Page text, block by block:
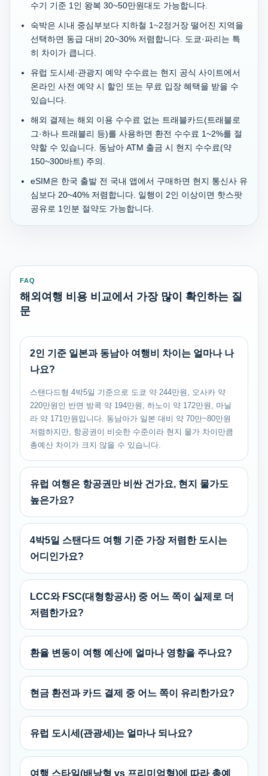
수기 기준 1인 왕복 30~50만원대도 가능합니다.
숙박은 시내 중심부보다 지하철 1~2정거장 떨어진 지역을
선택하면 동급 대비 20~30% 저렴합니다. 도쿄·파리는 특
히 차이가 큽니다.
유럽 도시세·관광지 예약 수수료는 현지 공식 사이트에서
온라인 사전 예약 시 할인 또는 무료 입장 혜택을 받을 수
있습니다.
해외 결제는 해외 이용 수수료 없는 트래블카드(트래블로
그·하나 트래블리 등)를 사용하면 환전 수수료 1~2%를 절
약할 수 있습니다. 동남아 ATM 출금 시 현지 수수료(약
150~300바트) 주의.
eSIM은 한국 출발 전 국내 앱에서 구매하면 현지 통신사 유
심보다 20~40% 저렴합니다. 일행이 2인 이상이면 핫스팟
공유로 1인분 절약도 가능합니다.
FAQ
해외여행 비용 비교에서 가장 많이 확인하는 질
문
2인 기준 일본과 동남아 여행비 차이는 얼마나 나
나요?
스탠다드형 4박5일 기준으로 도쿄 약 244만원, 오사카 약
220만원인 반면 방콕 약 194만원, 하노이 약 172만원, 마닐
라 약 171만원입니다. 동남아가 일본 대비 약 70만~80만원
저렴하지만, 항공권이 비슷한 수준이라 현지 물가 차이만큼
총예산 차이가 크지 않을 수 있습니다.
유럽 여행은 항공권만 비싼 건가요, 현지 물가도
높은가요?
4박5일 스탠다드 여행 기준 가장 저렴한 도시는
어디인가요?
LCC와 FSC(대형항공사) 중 어느 쪽이 실제로 더
저렴한가요?
환율 변동이 여행 예산에 얼마나 영향을 주나요?
현금 환전과 카드 결제 중 어느 쪽이 유리한가요?
유럽 도시세(관광세)는 얼마나 되나요?
여행 스타일(배낭형 vs 프리미엄형)에 따라 총예